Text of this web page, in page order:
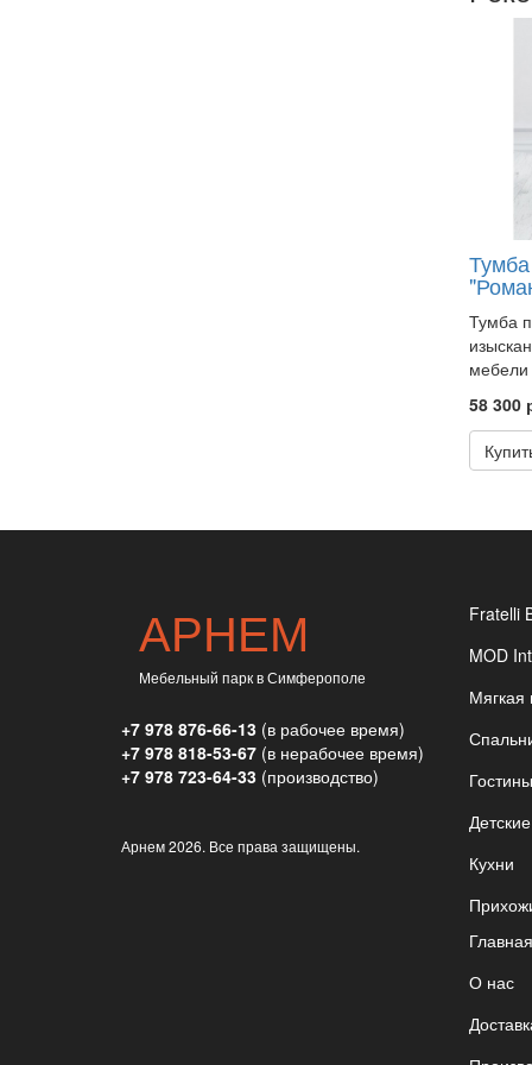
Тумба
мебели
58 300
АРНЕМ
Мебельный парк в Симферополе
+7 978 876-66-13 (в рабочее время)
+7 978 818-53-67 (в нерабочее время)
+7 978 723-64-33 (производство)
Арнем2026. Все права защищены.
Fratelli
MOD
Мягкая
Детские
Кухни
Главная
О нас